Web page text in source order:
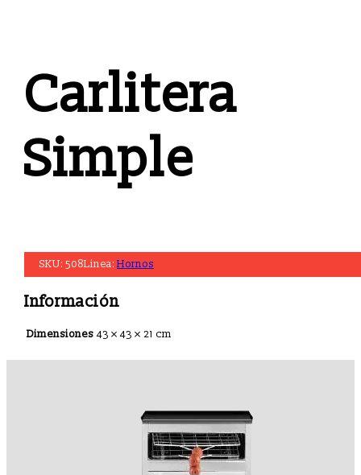
Carlitera
Simple
SKU:508Linea:Hornos
Información
Dimensiones 43 × 43 × 21 cm